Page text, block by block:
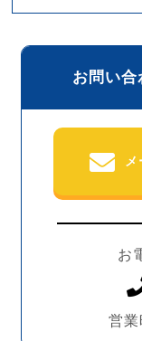
お問い合
メ
お
営